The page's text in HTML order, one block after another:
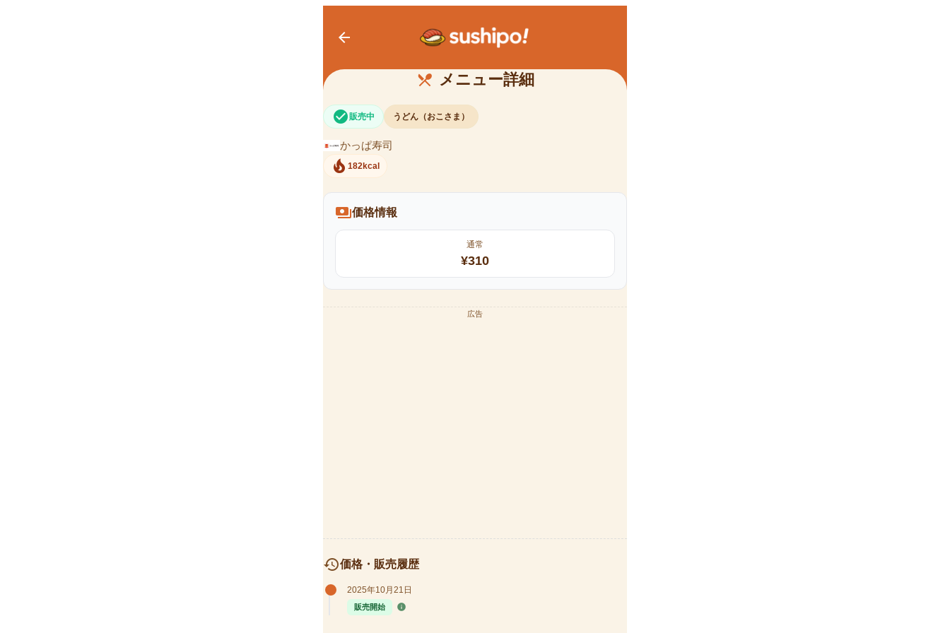
arrow_back
restaurant_menu メニュー詳細
おこさまうどん
check_circle 販売中 うどん（おこさま）
かっぱ寿司
local_fire_department 182kcal
payments価格情報
通常
¥310
広告
history価格・販売履歴
2025年10月21日
販売開始 info